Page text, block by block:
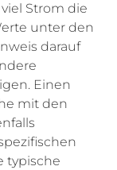
Strom die
unter den
darauf
Einen
mit den
typische